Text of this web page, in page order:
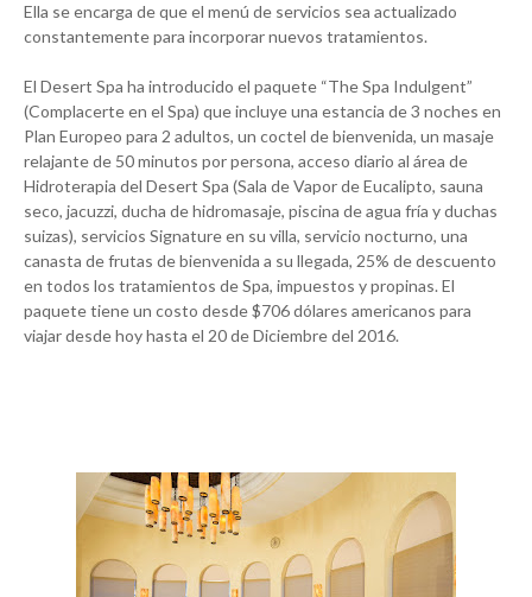
Ella se encarga de que el menú de servicios sea actualizado
constantemente para incorporar nuevos tratamientos.
El Desert Spa ha introducido el paquete “The Spa Indulgent”
(Complacerte en el Spa) que incluye una estancia de 3 noches en
Plan Europeo para 2 adultos, un coctel de bienvenida, un masaje
relajante de 50 minutos por persona, acceso diario al área de
Hidroterapia del Desert Spa (Sala de Vapor de Eucalipto, sauna
seco, jacuzzi, ducha de hidromasaje, piscina de agua fría y duchas
suizas), servicios Signature en su villa, servicio nocturno, una
canasta de frutas de bienvenida a su llegada, 25% de descuento
en todos los tratamientos de Spa, impuestos y propinas. El
paquete tiene un costo desde $706 dólares americanos para
viajar desde hoy hasta el 20 de Diciembre del 2016.